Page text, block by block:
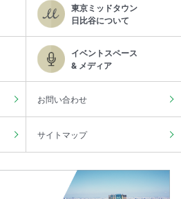
東京ミッドタウン
日比谷について
イベントスペース
& メディア
お問い合わせ
サイトマップ